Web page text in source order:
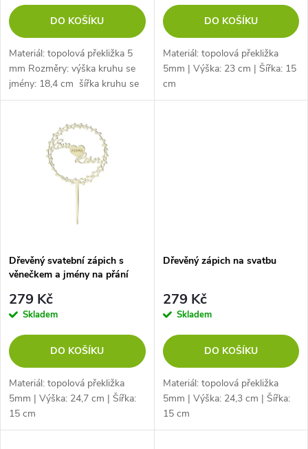
o
d
u
o
d
u
DO KOŠÍKU
Materiál: topolová překližka 5
mm Rozměry: výška kruhu se
jmény: 18,4 cm šířka kruhu se
jmény: 18,6 cm délka celkového
DO KOŠÍKU
Materiál: topolová překližka
5mm | Výška: 23 cm | Šířka: 15
cm
Dřevěný svatební zápich s
věnečkem a jmény na přání
279 Kč
Skladem
DO KOŠÍKU
Materiál: topolová překližka
5mm | Výška: 24,7 cm | Šířka:
15 cm
Dřevěný zápich na svatbu
279 Kč
Skladem
DO KOŠÍKU
Materiál: topolová překližka
5mm | Výška: 24,3 cm | Šířka:
15 cm